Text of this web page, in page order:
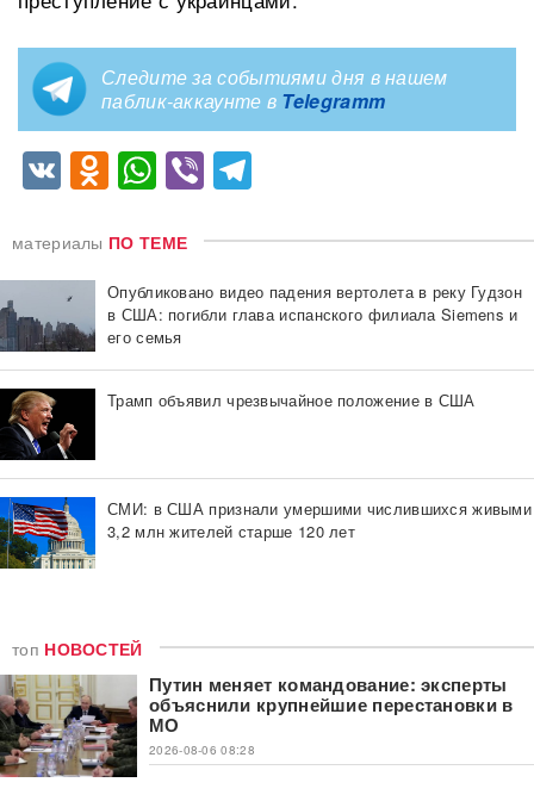
Следите за событиями дня в нашем
паблик-аккаунте в Telegramm
VKOdnoklassniki
WhatsApp
Viber
материалы ПО ТЕМЕ
Опубликовано видео падения вертолета в реку Гудзон
в США: погибли глава испанского филиала Siemens и
его семья
Трамп объявил чрезвычайное положение в США
СМИ: в США признали умершими числившихся живыми
3,2 млн жителей старше 120 лет
топ НОВОСТЕЙ
Путин меняет командование: эксперты
объяснили крупнейшие перестановки в
МО
2026-08-06 08:28